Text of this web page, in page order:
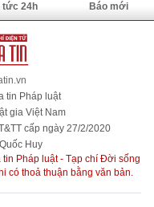
tức 24h Báo mới
tin Pháp luật
gia Việt Nam
cấp ngày 27/2/2020
Huy
Pháp luật - Tạp chí Đời sống
có thoả thuận bằng văn bản.